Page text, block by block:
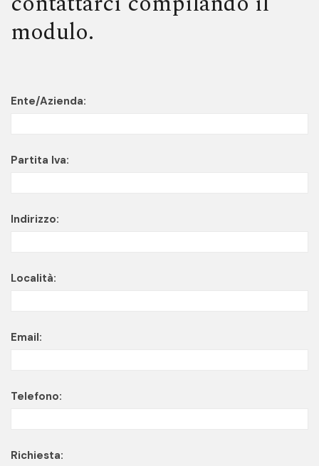
modulo.
Ente/Azienda:
Partita Iva:
Indirizzo:
Località:
Email:
Telefono:
Richiesta: